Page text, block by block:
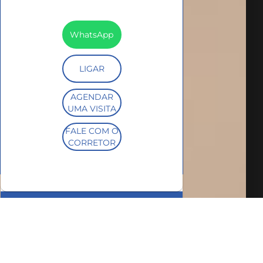
WhatsApp
LIGAR
AGENDAR
UMA VISITA
FALE COM O
CORRETOR